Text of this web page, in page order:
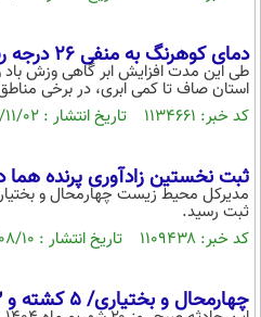
دمای کوهرنگ به منفی ۲۶ درجه رسید
طی این مدت افزایش ابر گاهی وزش باد
استان صاف تا کمی ابری، در برخی
کد خبر: ۱۱۳۴۶۶۱ تاریخ انتشار : ۱۴۰۴/۱۱/۰۲
ثبت نخستین زادآوری پرنده
مدیرکل محیط زیست چهارمحال و
ثبت رسید.
کد خبر: ۱۱۰۹۴۳۸ تاریخ انتشار : ۱۴۰۴/۰۸/۱۰
چهارمحال و بختیاری/ ۵ کشته و ۱۳ مصدوم در سقوط مینی‌بوس به دره